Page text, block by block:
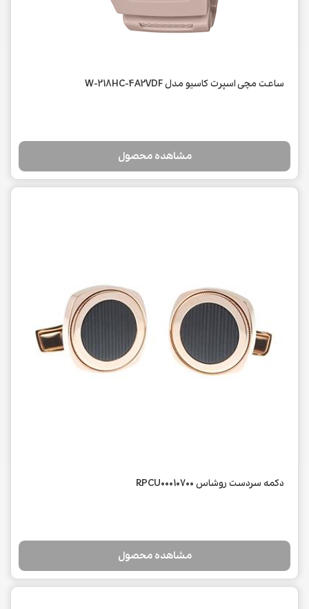
ساعت مچی اسپرت کاسیو مدل W-218HC-4A2VDF
مشاهده محصول
دکمه سردست روشاس RPCU00010700
مشاهده محصول